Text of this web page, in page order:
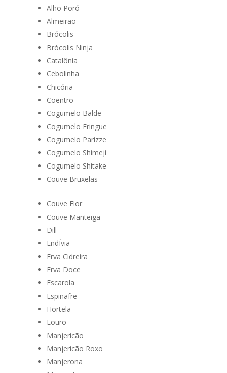
Alho Poró
Almeirão
Brócolis
Brócolis Ninja
Catalônia
Cebolinha
Chicória
Coentro
Cogumelo Balde
Cogumelo Eringue
Cogumelo Parizze
Cogumelo Shimeji
Cogumelo Shitake
Couve Bruxelas
Couve Flor
Couve Manteiga
Dill
EndÍvia
Erva Cidreira
Erva Doce
Escarola
Espinafre
Hortelã
Louro
Manjericão
Manjericão Roxo
Manjerona